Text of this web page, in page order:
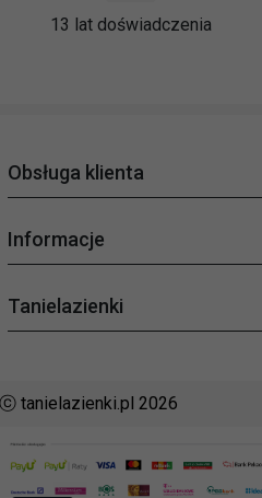
13 lat doświadczenia
Obsługa klienta
Informacje
Tanielazienki
sklep@tanielazienki.pl
ⓒ tanielazienki.pl 2026